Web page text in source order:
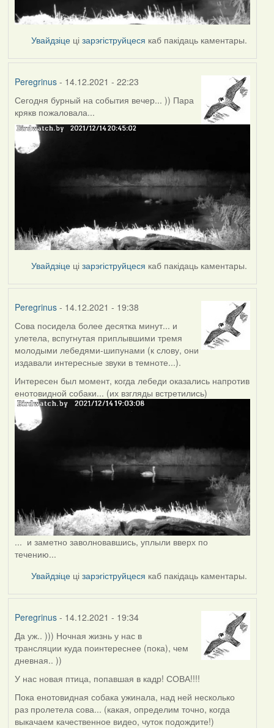
Увайдзіце цізарэгіструйцеся каб пакідаць каментары.
Peregrinus- 14.12.2021 - 22:23
Сегодня бурный на события вечер... )) Пара
крякв пожаловала...
Увайдзіце цізарэгіструйцеся каб пакідаць каментары.
Peregrinus- 14.12.2021 - 19:38
Сова посидела более десятка минут... и
улетела, вспугнутая приплывшими тремя
молодыми лебедями-шипунами (к слову, они
издавали интересные звуки в темноте...).
Интересен был момент, когда лебеди оказались напротив
енотовидной собаки... (их взгляды встретились)
... и заметно заволновавшись, уплыли вверх по
течению...
Увайдзіце цізарэгіструйцеся каб пакідаць каментары.
Peregrinus- 14.12.2021 - 19:34
Да уж.. ))) Ночная жизнь у нас в
трансляции куда поинтереснее (пока), чем
дневная.. ))
У нас новая птица, попавшая в кадр! СОВА!!!!
Пока енотовидная собака ужинала, над ней несколько
раз пролетела сова... (какая, определим точно, когда
выкачаем качественное видео, чуток подождите!)